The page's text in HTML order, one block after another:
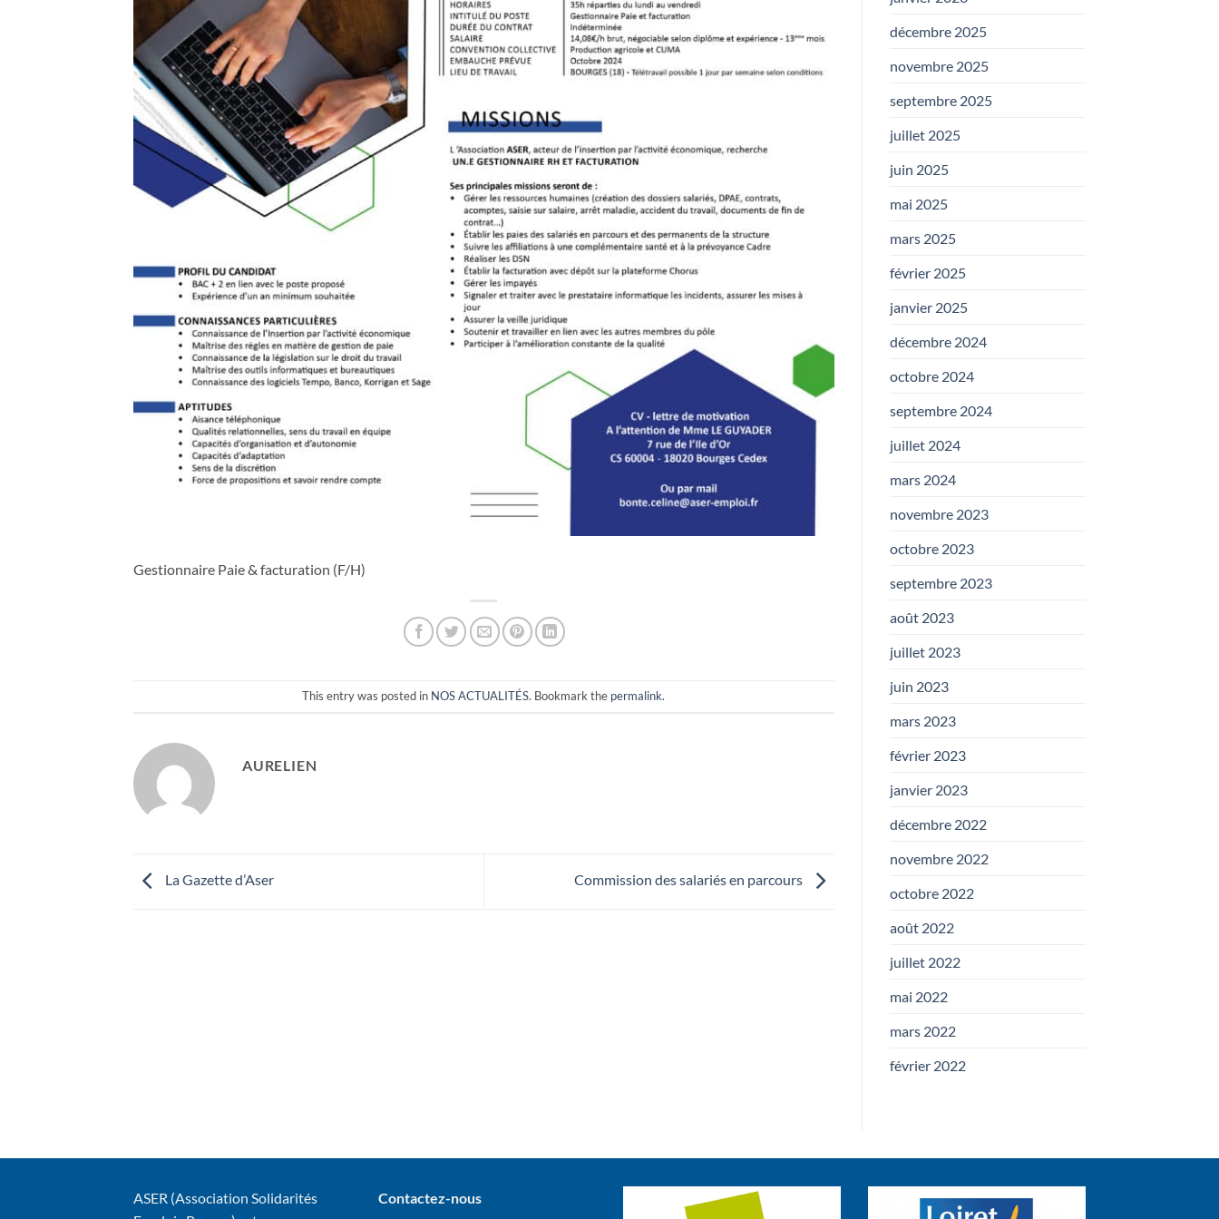
Gestionnaire Paie & facturation (F/H)
This entry was posted in NOS ACTUALITÉS. Bookmark the permalink.
AURELIEN
La Gazette d’Aser Commission des salariés en parcours
décembre 2025
novembre 2025
septembre 2025
juillet 2025
juin 2025
mai 2025
mars 2025
février 2025
janvier 2025
décembre 2024
octobre 2024
septembre 2024
juillet 2024
mars 2024
novembre 2023
octobre 2023
septembre 2023
août 2023
juillet 2023
juin 2023
mars 2023
février 2023
janvier 2023
décembre 2022
novembre 2022
octobre 2022
août 2022
juillet 2022
mai 2022
mars 2022
février 2022
ASER (Association Solidarités
Contactez-nous